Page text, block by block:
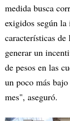
medida busca
exigidos según
características
generar un
de pesos en las
un poco más
mes", aseguró.